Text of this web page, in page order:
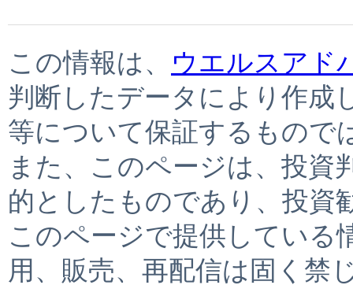
この情報は、
ウエルスアド
判断したデータにより作成
等について保証するもので
また、このページは、投資
的としたものであり、投資
このページで提供している
用、販売、再配信は固く禁